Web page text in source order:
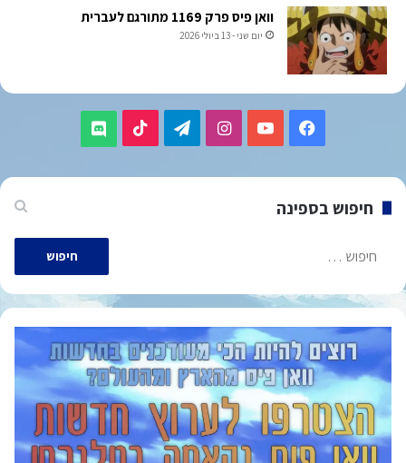
וואן פיס פרק 1169 מתורגם לעברית
יום שני - 13 ביולי 2026
Facebook
YouTube
Instagram
Telegram
TikTok
Discord
חיפוש בספינה
חיפוש: